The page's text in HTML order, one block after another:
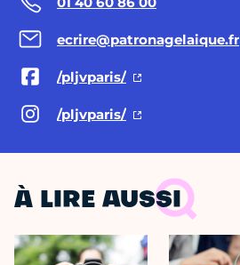
ecrire@patronagelaique.fr
/pljvparis/
/pljvparis/
À LIRE AUSSI